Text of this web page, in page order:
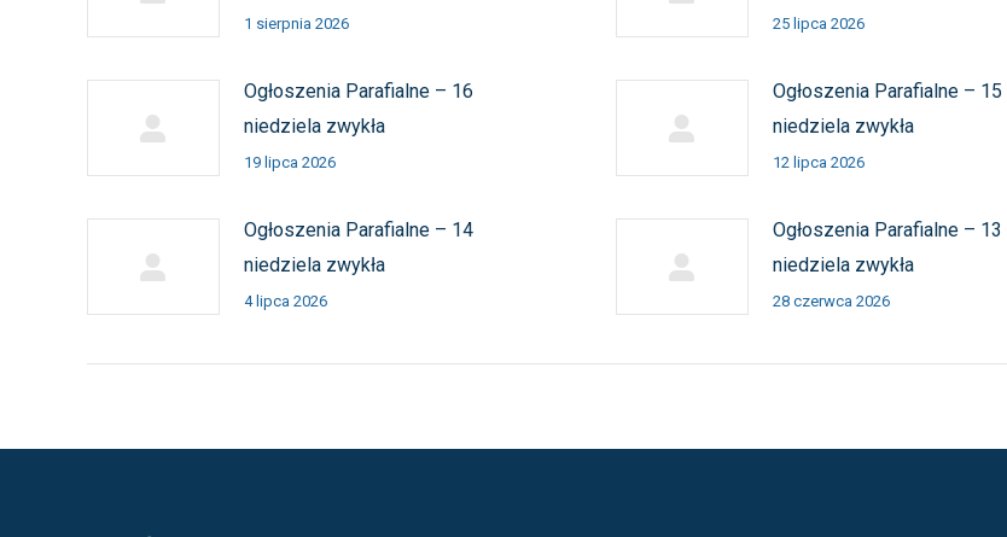
1 sierpnia 2026 25 lipca 2026
Ogłoszenia Parafialne – 16
niedziela zwykła
19 lipca 2026
Ogłoszenia Parafialne – 15
niedziela zwykła
12 lipca 2026
Ogłoszenia Parafialne – 14
niedziela zwykła
4 lipca 2026
Ogłoszenia Parafialne – 13
niedziela zwykła
28 czerwca 2026